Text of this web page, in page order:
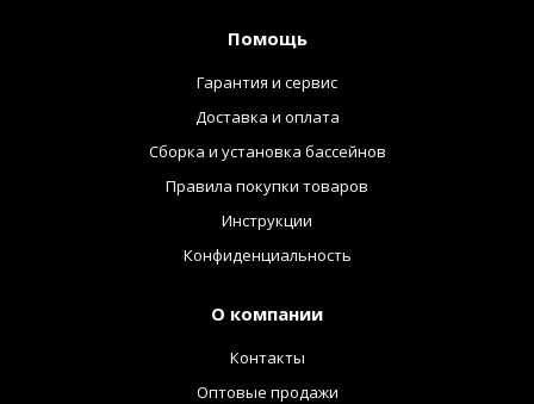
Помощь
Гарантия и сервис
Доставка и оплата
Сборка и установка бассейнов
Правила покупки товаров
Инструкции
Конфиденциальность
О компании
Контакты
Оптовые продажи